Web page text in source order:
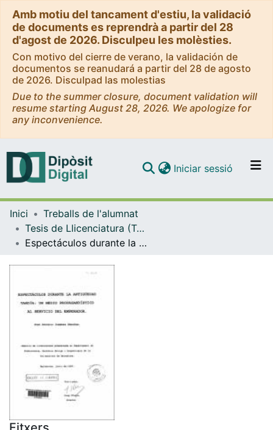
Amb motiu del tancament d'estiu, la validació
de documents es reprendrà a partir del 28
d'agost de 2026. Disculpeu les molèsties.
Con motivo del cierre de verano, la validación de
documentos se reanudará a partir del 28 de agosto
de 2026. Disculpad las molestias
Due to the summer closure, document validation will
resume starting August 28, 2026. We apologize for
any inconvenience.
Navega per tot el DD
Com publicar
Iniciar sessió (current)
Inici
Treballs de l'alumnat
Tesis de Llicenciatura (Tesines) - Història
Espectáculos durante la Antigüedad Tardía, un medio propagandístico al servicio del Emperador